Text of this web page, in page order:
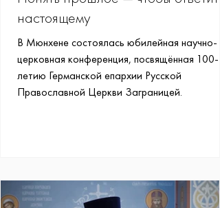
настоящему
В Мюнхене состоялась юбилейная научно-
церковная конференция, посвящённая 100-
летию Германской епархии Русской
Православной Церкви Заграницей.